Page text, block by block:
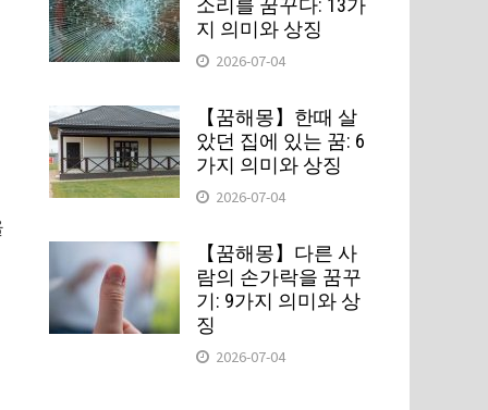
소리를 꿈꾸다: 13가
지 의미와 상징
2026-07-04
【꿈해몽】한때 살
았던 집에 있는 꿈: 6
가지 의미와 상징
2026-07-04
【꿈해몽】다른 사
람의 손가락을 꿈꾸
기: 9가지 의미와 상
징
2026-07-04